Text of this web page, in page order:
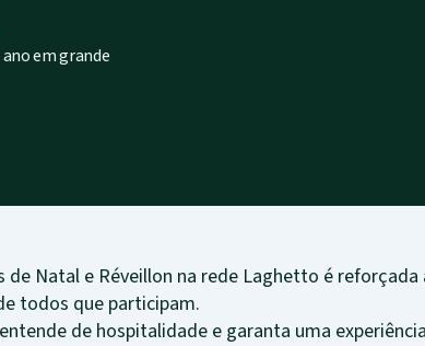
em grande
de Natal e Réveillon na rede Laghetto é
todos que participam.
de hospitalidade e garanta uma